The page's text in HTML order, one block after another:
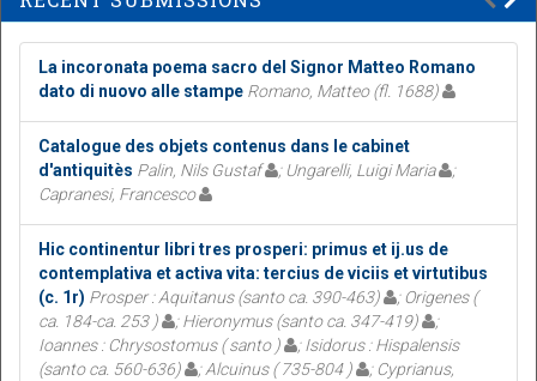
La incoronata poema sacro del Signor Matteo Romano
dato di nuovo alle stampe Romano, Matteo (fl. 1688)
Catalogue des objets contenus dans le cabinet
d'antiquitès Palin, Nils Gustaf ; Ungarelli, Luigi Maria
;
Capranesi, Francesco
Hic continentur libri tres prosperi: primus et ij.us de
contemplativa et activa vita: tercius de viciis et virtutibus
(c. 1r) Prosper : Aquitanus (santo ca. 390-463)
; Origenes (
ca. 184-ca. 253 )
; Hieronymus (santo ca. 347-419)
;
Ioannes : Chrysostomus ( santo )
; Isidorus : Hispalensis
(santo ca. 560-636)
; Alcuinus ( 735-804 )
; Cyprianus,